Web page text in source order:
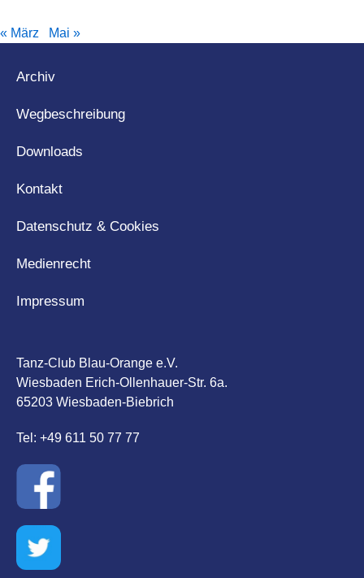
« März Mai »
Archiv
Wegbeschreibung
Downloads
Kontakt
Datenschutz & Cookies
Medienrecht
Impressum
Tanz-Club Blau-Orange e.V.
Wiesbaden Erich-Ollenhauer-Str. 6a.
65203 Wiesbaden-Biebrich
Tel: +49 611 50 77 77